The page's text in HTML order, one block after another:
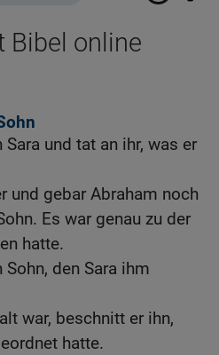
Bibel online
Sara und tat an ihr, was er
und gebar Abraham noch
Es war genau zu der
hatte.
den Sara ihm
war, beschnitt er ihn,
hatte.